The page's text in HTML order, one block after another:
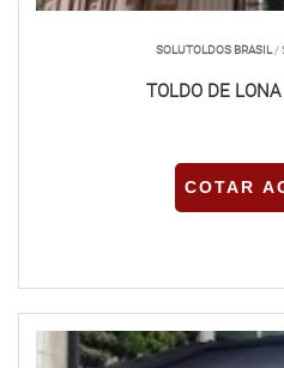
SOLUTOLDOS BRASIL/
TOLDO DE
COTAR